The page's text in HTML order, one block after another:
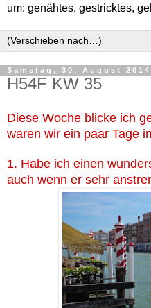
um: genähtes, gestricktes,
Samstag, 30. August 2014
H54F KW 35
Diese Woche blicke ich
waren wir ein paar Tage
1. Habe ich einen
auch wenn er sehr